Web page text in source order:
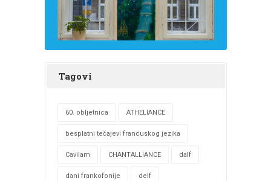
Tagovi
60. obljetnica ATHELIANCE
besplatni tečajevi francuskog jezika
Cavilam CHANTALLIANCE dalf
dani frankofonije delf